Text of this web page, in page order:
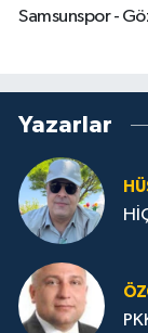
Samsunspor -
Yazarlar